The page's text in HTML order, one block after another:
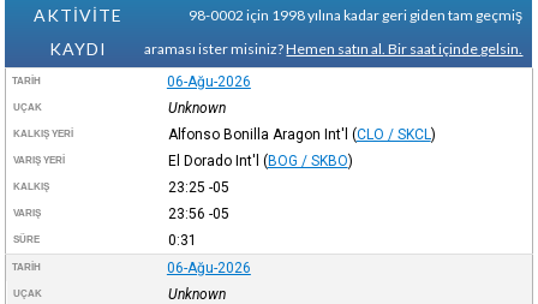
AKTİVİTE
KAYDI
98-0002 için 1998 yılına kadar geri giden tam geçmiş
araması ister misiniz?Hemen satın al. Bir saat içinde gelsin.
TARIH 06-Ağu-2026
UÇAK Unknown
KALKIŞ YERI Alfonso Bonilla Aragon Int'l (CLO / SKCL )
VARIŞ YERI El Dorado Int'l (BOG / SKBO)
KALKIŞ 23:25 -05
VARIŞ 23:56 -05
SÜRE 0:31
TARIH 06-Ağu-2026
UÇAK Unknown